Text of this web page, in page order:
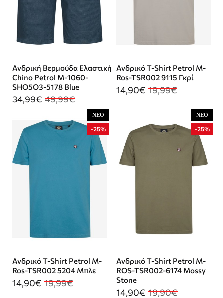
Ανδρική Βερμούδα Ελαστική
Chino Petrol M-1060-
SHO5O3-5178 Blue
34,99€ 49,99€
Ανδρικό T-Shirt Petrol M-
Ros-TSR002 9115 Γκρί
14,90€ 19,99€
ΝΈΟ
-25%
Ανδρικό T-Shirt Petrol M-
Ros-TSR002 5204 Μπλε
14,90€ 19,99€
ΝΈΟ
-25%
Ανδρικό T-Shirt Petrol M-
ROS-TSR002-6174 Mossy
Stone
14,90€ 19,90€